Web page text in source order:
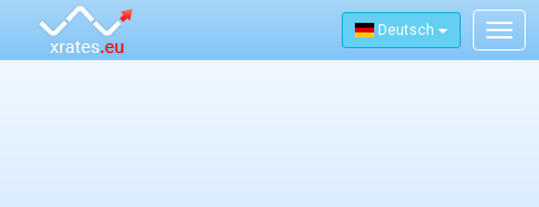
Deutsch